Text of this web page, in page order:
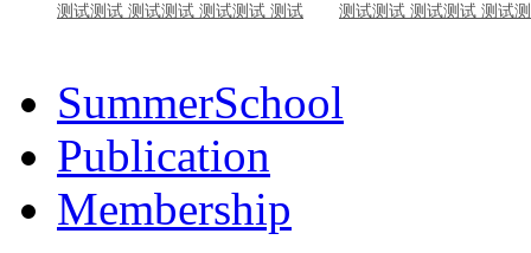
测试测试 测试测试 测试测试 测试 测试测试 测试测试 测试
SummerSchool
Publication
Membership